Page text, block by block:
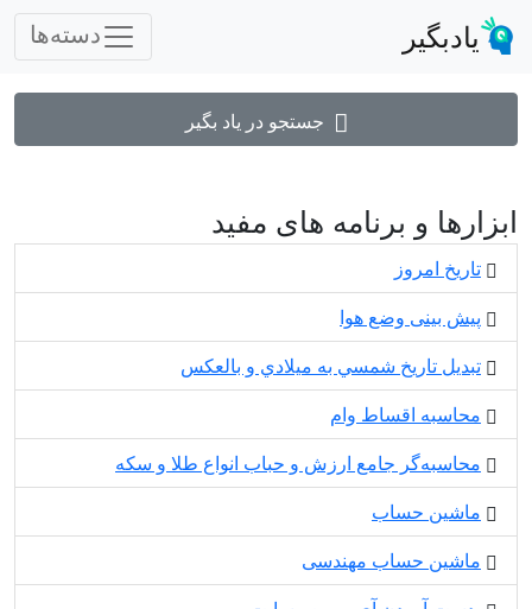
یادبگیر دسته‌ها
جستجو در یاد بگیر
ابزارها و برنامه های مفید
تاریخ امروز
پیش بینی وضع هوا
تبديل تاريخ شمسي به ميلادي و بالعكس
محاسبه اقساط وام
محاسبه‌گر جامع ارزش و حباب انواع طلا و سکه
ماشین حساب
ماشین حساب مهندسی